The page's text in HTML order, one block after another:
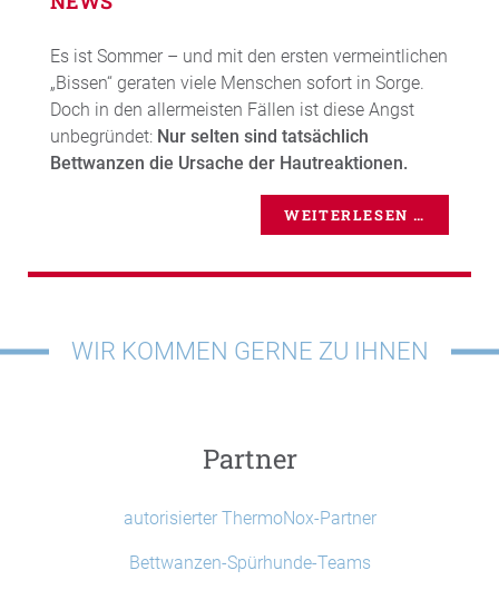
Es ist Sommer – und mit den ersten vermeintlichen
„Bissen“ geraten viele Menschen sofort in Sorge.
Doch in den allermeisten Fällen ist diese Angst
unbegründet: Nur selten sind tatsächlich
Bettwanzen die Ursache der Hautreaktionen.
WEITERLESEN …
WIR KOMMEN GERNE ZU IHNEN
Partner
autorisierter ThermoNox-Partner
Bettwanzen-Spürhunde-Teams